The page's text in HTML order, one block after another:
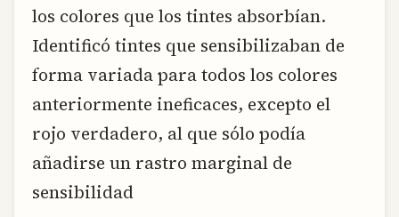
los colores que los tintes absorbían.
Identificó tintes que sensibilizaban de
forma variada para todos los colores
anteriormente ineficaces, excepto el
rojo verdadero, al que sólo podía
añadirse un rastro marginal de
sensibilidad